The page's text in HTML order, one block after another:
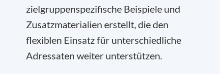
zielgruppenspezifische Beispiele und
Zusatzmaterialien erstellt, die den
flexiblen Einsatz für unterschiedliche
Adressaten weiter unterstützen.